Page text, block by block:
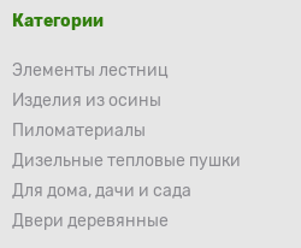
Категории
Элементы лестниц
Изделия из осины
Пиломатериалы
Дизельные тепловые пушки
Для дома, дачи и сада
Двери деревянные